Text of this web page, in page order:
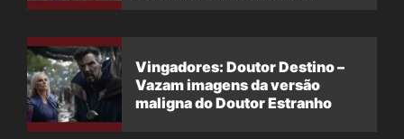
Vingadores: Doutor Destino –
Vazam imagens da versão
maligna do Doutor Estranho